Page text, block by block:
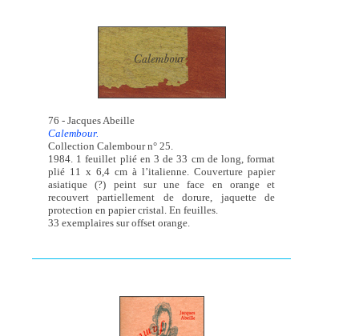
76 - Jacques Abeille
Calembour.
Collection Calembour n° 25.
1984. 1 feuillet plié en 3 de 33 cm de long, format
plié 11 x 6,4 cm à l’italienne. Couverture papier
asiatique (?) peint sur une face en orange et
recouvert partiellement de dorure, jaquette de
protection en papier cristal. En feuilles.
33 exemplaires sur offset orange.